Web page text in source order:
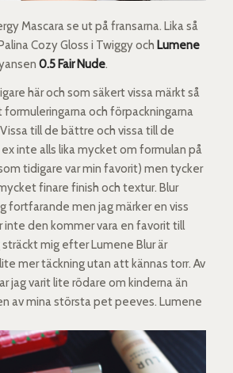
Mascara se ut på fransarna. Lika så
Cozy Gloss i Twiggy och Lumene
0.5 Fair Nude.
här och som säkert vissa märkt så
formuleringarna och förpackningarna
till de bättre och vissa till de
ex inte alls lika mycket om formulan på
tidigare var min favorit) men tycker
finare finish och textur. Blur
fortfarande men jag märker en viss
inte den kommer vara en favorit till
mig efter Lumene Blur är
mer täckning utan att kännas torr. Av
jag varit lite rödare om kinderna än
av mina största pet peeves. Lumene